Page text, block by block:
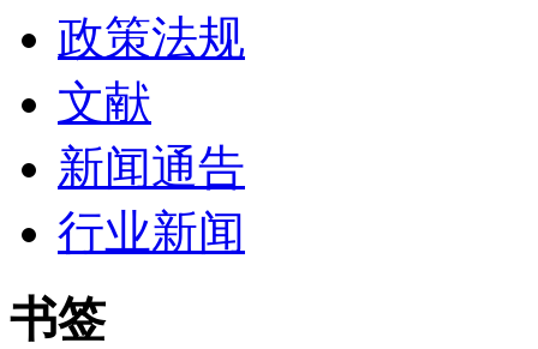
政策法规
文献
新闻通告
行业新闻
书签